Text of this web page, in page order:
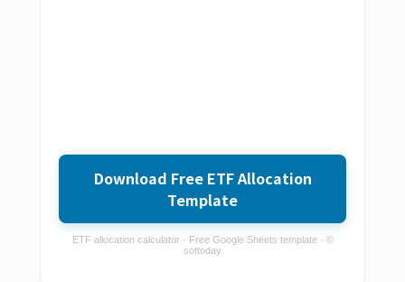
Download Free ETF Allocation
Template
ETF allocation calculator · Free Google Sheets template · ©
sottoday